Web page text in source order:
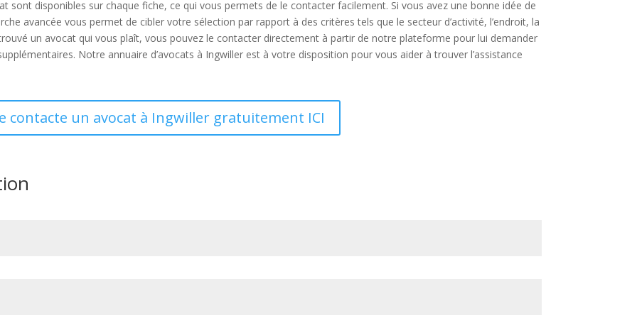
sont disponibles sur chaque fiche, ce qui vous permets de le contacter facilement. Si vous avez une bonne idée de
avancée vous permet de cibler votre sélection par rapport à des critères tels que le secteur d’activité, l’endroit, la
un avocat qui vous plaît, vous pouvez le contacter directement à partir de notre plateforme pour lui demander
Notre annuaire d’avocats à Ingwiller est à votre disposition pour vous aider à trouver l’assistance
contacte un avocat à Ingwiller gratuitement ICI